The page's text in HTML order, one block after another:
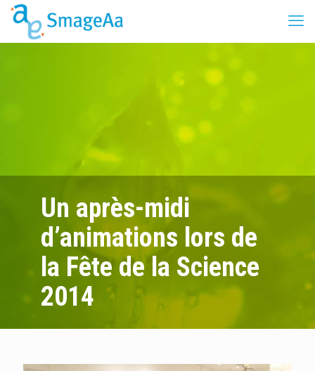
Un après-midi
d’animations lors de
la Fête de la Science
2014